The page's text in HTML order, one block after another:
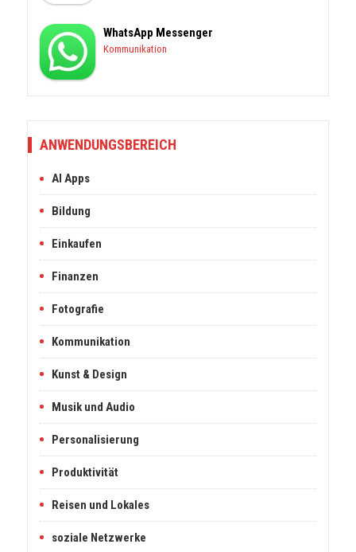
WhatsApp Messenger
Kommunikation
ANWENDUNGSBEREICH
AI Apps
Bildung
Einkaufen
Finanzen
Fotografie
Kommunikation
Kunst & Design
Musik und Audio
Personalisierung
Produktivität
Reisen und Lokales
soziale Netzwerke